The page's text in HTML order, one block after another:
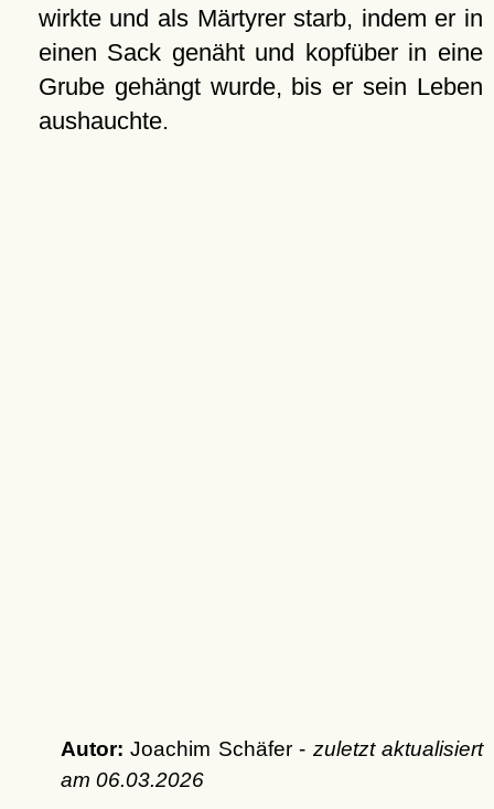
wirkte und als Märtyrer starb, indem er in
einen Sack genäht und kopfüber in eine
Grube gehängt wurde, bis er sein Leben
aushauchte.
Autor: Joachim Schäfer - zuletzt aktualisiert
am 06.03.2026